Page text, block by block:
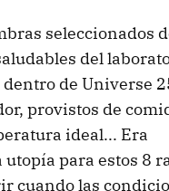
seleccionados
del
de Universe
provistos de
ideal... Era
para estos 8
cuando las